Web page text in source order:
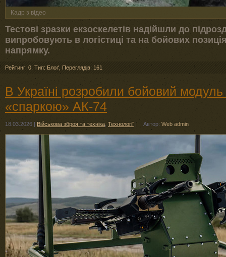
Кадр з відео
Тестові зразки екзоскелетів надійшли до
випробовують в логістиці та на бойових
напрямку.
Рейтинг: 0 Тип: Блоґ Переглядів: 161
В Україні розробили бойовий
«спаркою» АК-74
18.03.2026 | Військова зброя та техніка Технології | Автор: Web admin